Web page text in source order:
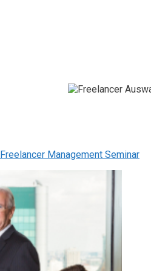
Freelancer Management Seminar